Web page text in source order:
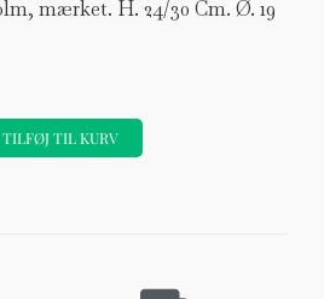
mærket. H. 24/30 Cm. Ø. 19
TILFØJ TIL KURV